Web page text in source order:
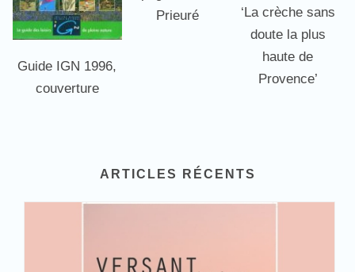
Guide IGN 1996,
couverture
Prieuré
‘La crèche sans
doute la plus
haute de
Provence’
ARTICLES RÉCENTS